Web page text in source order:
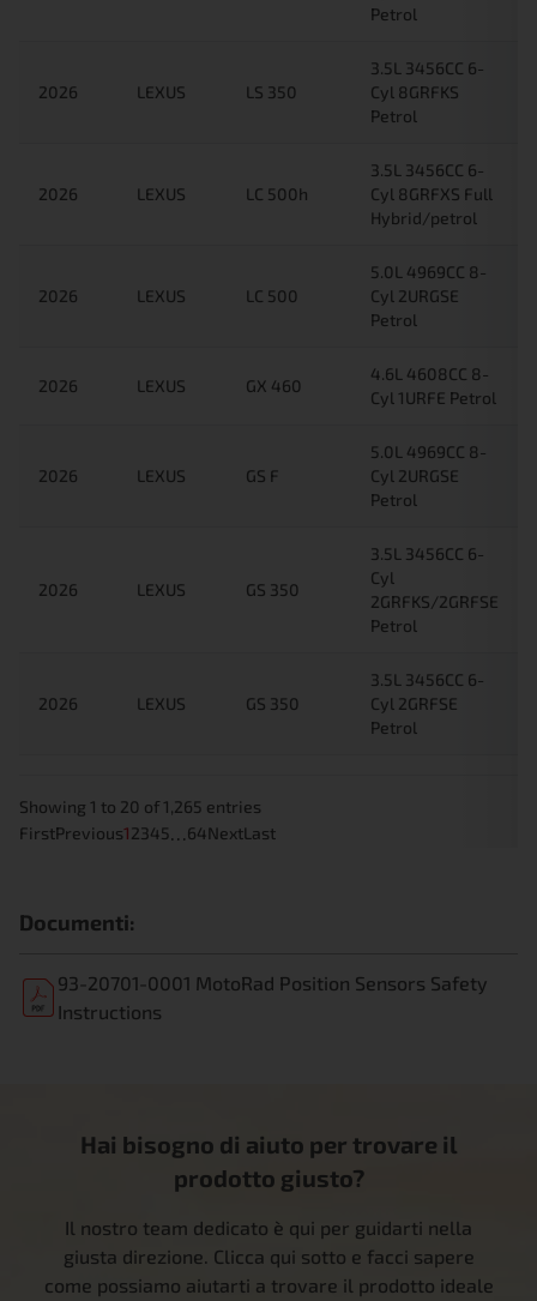
Petrol
2026 LEXUS LS 350
3.5L 3456CC 6-
Cyl 8GRFKS
Petrol
2026 LEXUS LC 500h
3.5L 3456CC 6-
Cyl 8GRFXS Full
Hybrid/petrol
2026 LEXUS LC 500
5.0L 4969CC 8-
Cyl 2URGSE
Petrol
2026 LEXUS GX 460
4.6L 4608CC 8-
Cyl 1URFE Petrol
2026 LEXUS GS F
5.0L 4969CC 8-
Cyl 2URGSE
Petrol
2026 LEXUS GS 350
3.5L 3456CC 6-
Cyl
2GRFKS/2GRFSE
Petrol
2026 LEXUS GS 350
3.5L 3456CC 6-
Cyl 2GRFSE
Petrol
Showing 1 to 20 of 1,265 entries
FirstPrevious12345…64NextLast
Documenti:
93-20701-0001 MotoRad Position Sensors Safety
Instructions
Hai bisogno di aiuto per trovare il
prodotto giusto?
Il nostro team dedicato è qui per guidarti nella
giusta direzione. Clicca qui sotto e facci sapere
come possiamo aiutarti a trovare il prodotto ideale